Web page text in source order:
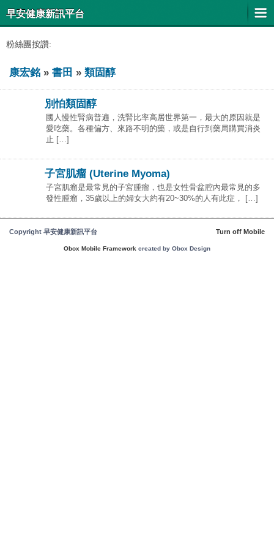
早安健康新訊平台
粉絲團按讚:
康宏銘 » 書田 » 類固醇
別怕類固醇
國人慢性腎病普遍，洗腎比率高居世界第一，最大的原因就是
愛吃藥。各種偏方、來路不明的藥，或是自行到藥局購買消炎
止 […]
子宮肌瘤 (Uterine Myoma)
子宮肌瘤是最常見的子宮腫瘤，也是女性骨盆腔內最常見的多
發性腫瘤，35歲以上的婦女大約有20~30%的人有此症， […]
Copyright 早安健康新訊平台 Turn off Mobile
Obox Mobile Framework created by Obox Design